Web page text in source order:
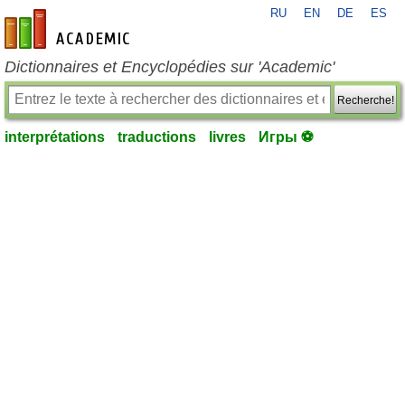
fr-academic.com
RU EN DE ES
Dictionnaires et Encyclopédies sur 'Academic'
Recherche!
interprétations traductions livres Игры ⚽